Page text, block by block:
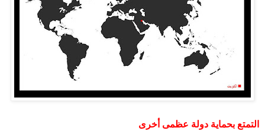
التمتع بحماية دولة عظمى أخرى